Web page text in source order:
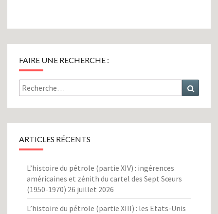
articles
FAIRE UNE RECHERCHE :
Rechercher :
ARTICLES RÉCENTS
L’histoire du pétrole (partie XIV) : ingérences
américaines et zénith du cartel des Sept Sœurs
(1950-1970) 26 juillet 2026
L’histoire du pétrole (partie XIII) : les Etats-Unis